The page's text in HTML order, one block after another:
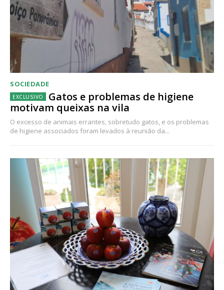
SOCIEDADE
Gatos e problemas de higiene
motivam queixas na vila
O excesso de animais errantes, sobretudo gatos, e os problemas
de higiene associados foram levados à reunião da...